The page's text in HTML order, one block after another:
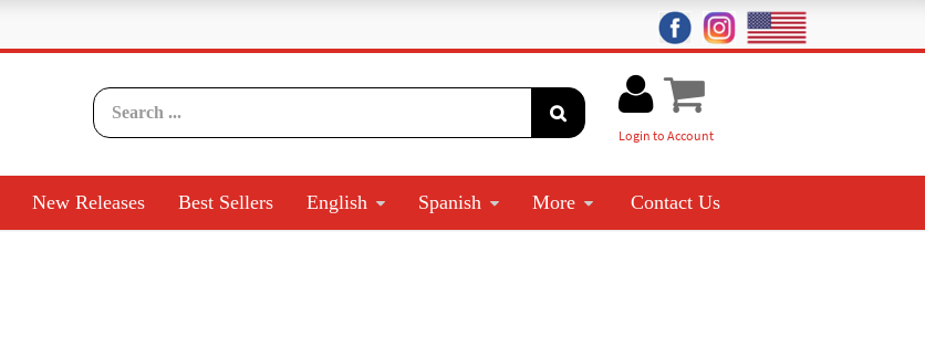
Login to Account
New Releases Best Sellers English Spanish More Contact Us